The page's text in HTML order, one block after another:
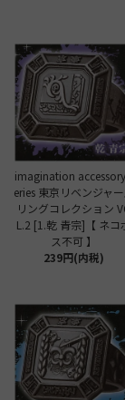
imagination
eries 東京リベンジャ
リングコレクション
L.2 [1.乾 青宗]【 ネコ
ス不可 】
239円(内税)